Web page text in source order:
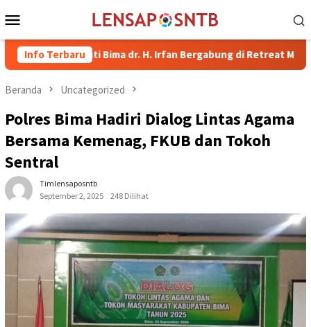
ke
Mobile
Info Terbaru
Bima dr. H. Irfan Bergabung di Retreat Magelang
Beranda Uncategorized
Polres Bima Hadiri Dialog Lintas Agama
Bersama Kemenag, FKUB dan Tokoh
Sentral
Timlensaposntb
September 2, 2025
248 Dilihat